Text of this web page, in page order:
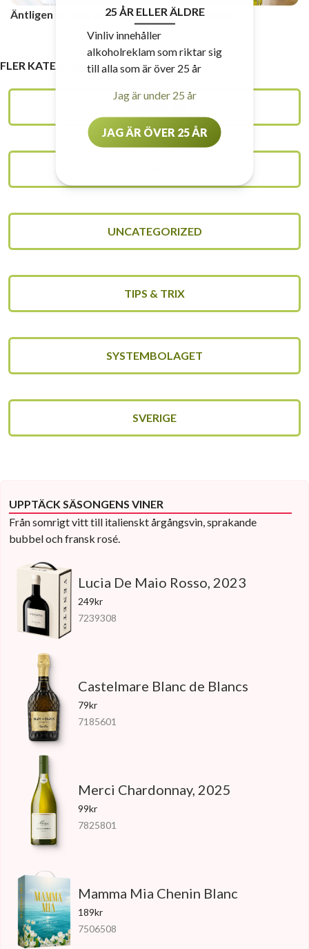
Äntligen en helg där mat och dryck är i fokus
FLER KATEGORIER
UNCATEGORIZED
TIPS & TRIX
SYSTEMBOLAGET
SVERIGE
UPPTÄCK SÄSONGENS VINER
Från somrigt vitt till italienskt årgångsvin, sprakande
bubbel och fransk rosé.
Lucia De Maio Rosso, 2023
249kr
7239308
Castelmare Blanc de Blancs
79kr
7185601
Merci Chardonnay, 2025
99kr
7825801
Mamma Mia Chenin Blanc
189kr
7506508
25 ÅR ELLER ÄLDRE
Vinliv innehåller
alkoholreklam som riktar sig
till alla som är över 25 år
Jag är under 25 år
JAG ÄR ÖVER 25 ÅR